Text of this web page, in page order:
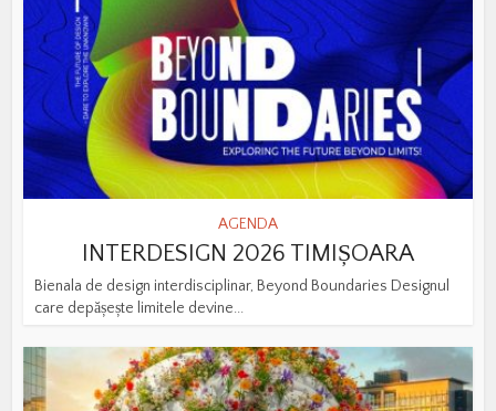
AGENDA
INTERDESIGN 2026 TIMIȘOARA
Bienala de design interdisciplinar, Beyond Boundaries Designul
care depășește limitele devine...